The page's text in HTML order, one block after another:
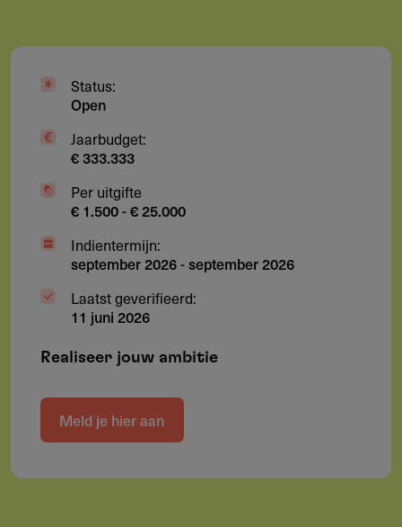
Status:
Open
Jaarbudget:
€ 333.333
Per uitgifte
€ 1.500 - € 25.000
Indientermijn:
september 2026-september 2026
Laatst geverifieerd:
11 juni 2026
Realiseer jouw ambitie
Meld je hier aan